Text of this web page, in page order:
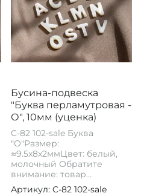
Бусина-подвеска
"Буква перламутровая -
О", 10мм (уценка)
C-82 102-sale Буква
"O"Размер:
≈9.5x8x2ммЦвет: белый,
молочный Обратите
внимание: товар...
Артикул: C-82 102-sale